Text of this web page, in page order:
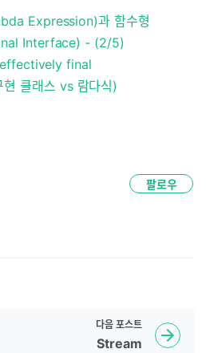
Expression)과 함수형
Interface) - (2/5)
final
클래스 vs 람다식)
팔로우
다음 포스트
Stream